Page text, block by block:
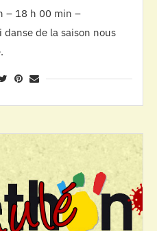
– 18 h 00 min –
de la saison nous